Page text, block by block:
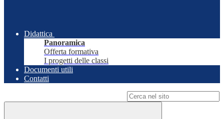
Didattica
Panoramica
Offerta formativa
I progetti delle classi
Documenti utili
Contatti